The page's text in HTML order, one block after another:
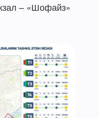
– «Шофайз»